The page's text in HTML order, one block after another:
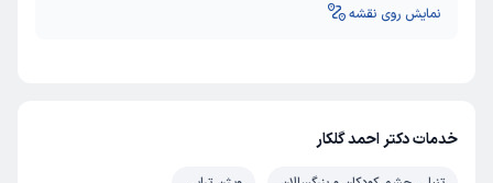
نمایش روی نقشه
خدمات دکتر احمد گلکار